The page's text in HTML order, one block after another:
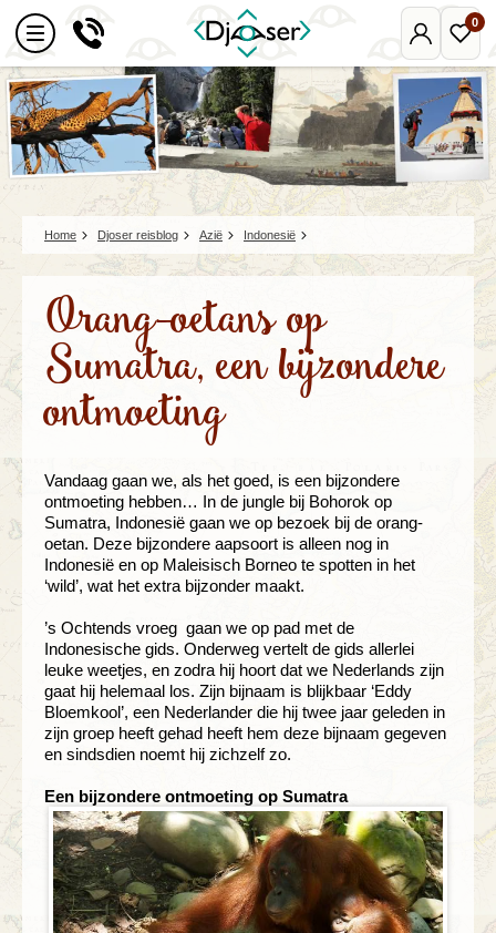
Mijn
Djoser
0
Home Djoser reisblog Azië Indonesië
Orang-oetans op
Sumatra, een bijzondere
ontmoeting
Vandaag gaan we, als het goed, is een bijzondere
ontmoeting hebben… In de jungle bij Bohorok op
Sumatra, Indonesië gaan we op bezoek bij de orang-
oetan. Deze bijzondere aapsoort is alleen nog in
Indonesië en op Maleisisch Borneo te spotten in het
‘wild’, wat het extra bijzonder maakt.
’s Ochtends vroeg gaan we op pad met de
Indonesische gids. Onderweg vertelt de gids allerlei
leuke weetjes, en zodra hij hoort dat we Nederlands zijn
gaat hij helemaal los. Zijn bijnaam is blijkbaar ‘Eddy
Bloemkool’, een Nederlander die hij twee jaar geleden in
zijn groep heeft gehad heeft hem deze bijnaam gegeven
en sindsdien noemt hij zichzelf zo.
Een bijzondere ontmoeting op Sumatra